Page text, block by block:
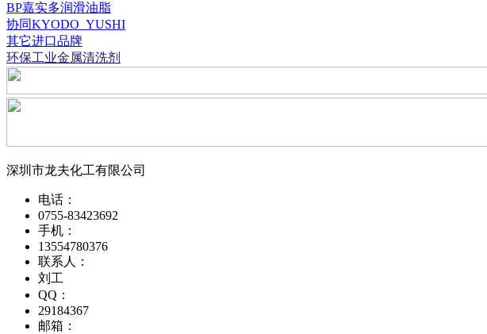
BP嘉实多润滑油脂
协同KYODO_YUSHI
其它进口品牌
环保工业金属清洗剂
深圳市龙夫化工有限公司
电话：
0755-83423692
手机：
13554780376
联系人：
刘工
QQ：
29184367
邮箱：